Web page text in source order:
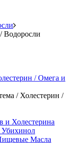
Водоросли
/ Омега и
/ Холестерин /
и Холестерина
Убихинол
Масла